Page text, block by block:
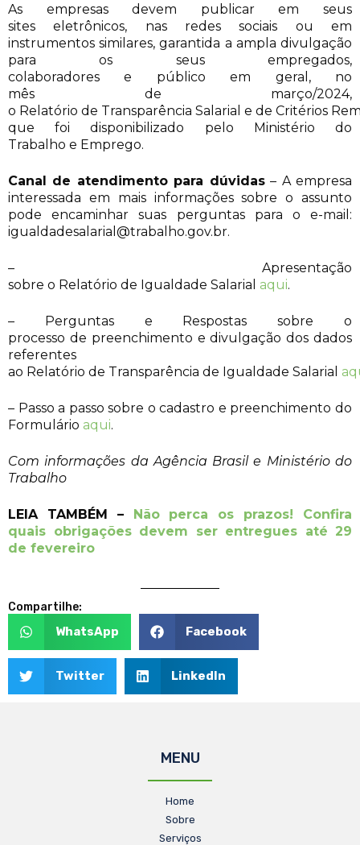
As empresas devem publicar em seus
sites eletrônicos, nas redes sociais ou em
instrumentos similares, garantida a ampla divulgação
para os seus empregados,
colaboradores e público em geral, no
mês de março/2024,
o Relatório de Transparência Salarial e de Critérios
que foi disponibilizado pelo Ministério do
Trabalho e Emprego.
Canal de atendimento para dúvidas– A empresa
interessada em mais informações sobre o assunto
pode encaminhar suas perguntas para o e-mail:
igualdadesalarial@trabalho.gov.br.
– Apresentação
sobre o Relatório de Igualdade Salarial aqui.
– Perguntas e Respostas sobre o
processo de preenchimento e divulgação dos dados
referentes
ao Relatório de Transparência de Igualdade Salarial
– Passo a passo sobre o cadastro e preenchimento do
Formulário aqui.
Com informações da Agência Brasil e Ministério do
Trabalho
LEIA TAMBÉM – Não perca os prazos! Confira
quais obrigações devem ser entregues até 29
de fevereiro
Compartilhe:
WhatsApp Facebook
Twitter LinkedIn
MENU
Home
Sobre
Serviços